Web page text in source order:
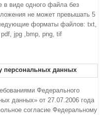
в виде одного файла без
не может превышать 5
форматы файлов: txt,
jpg ,bmp, png, tif
персональных данных
Федерального
данных» от 27.07.2006 года
согласие Федеральному